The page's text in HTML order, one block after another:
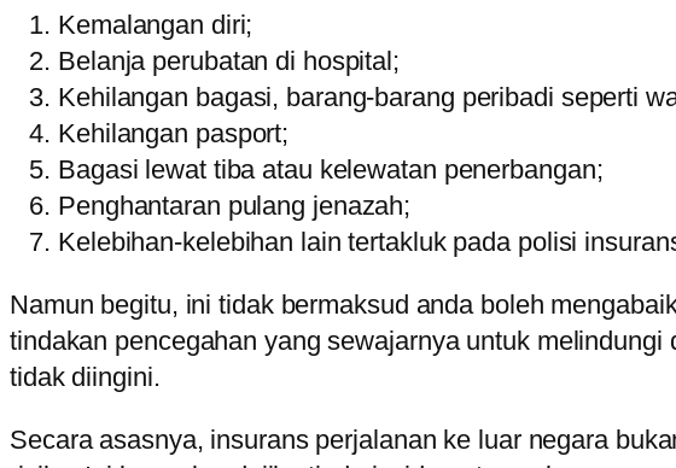
Kemalangan diri;
Belanja perubatan di hospital;
Kehilangan bagasi, barang-barang peribadi seperti
Kehilangan pasport;
Bagasi lewat tiba atau kelewatan penerbangan;
Penghantaran pulang jenazah;
Kelebihan-kelebihan lain tertakluk pada polisi
Namun begitu, ini tidak bermaksud anda boleh
tindakan pencegahan yang sewajarnya untuk
tidak diingini.
Secara asasnya, insurans perjalanan ke luar negara